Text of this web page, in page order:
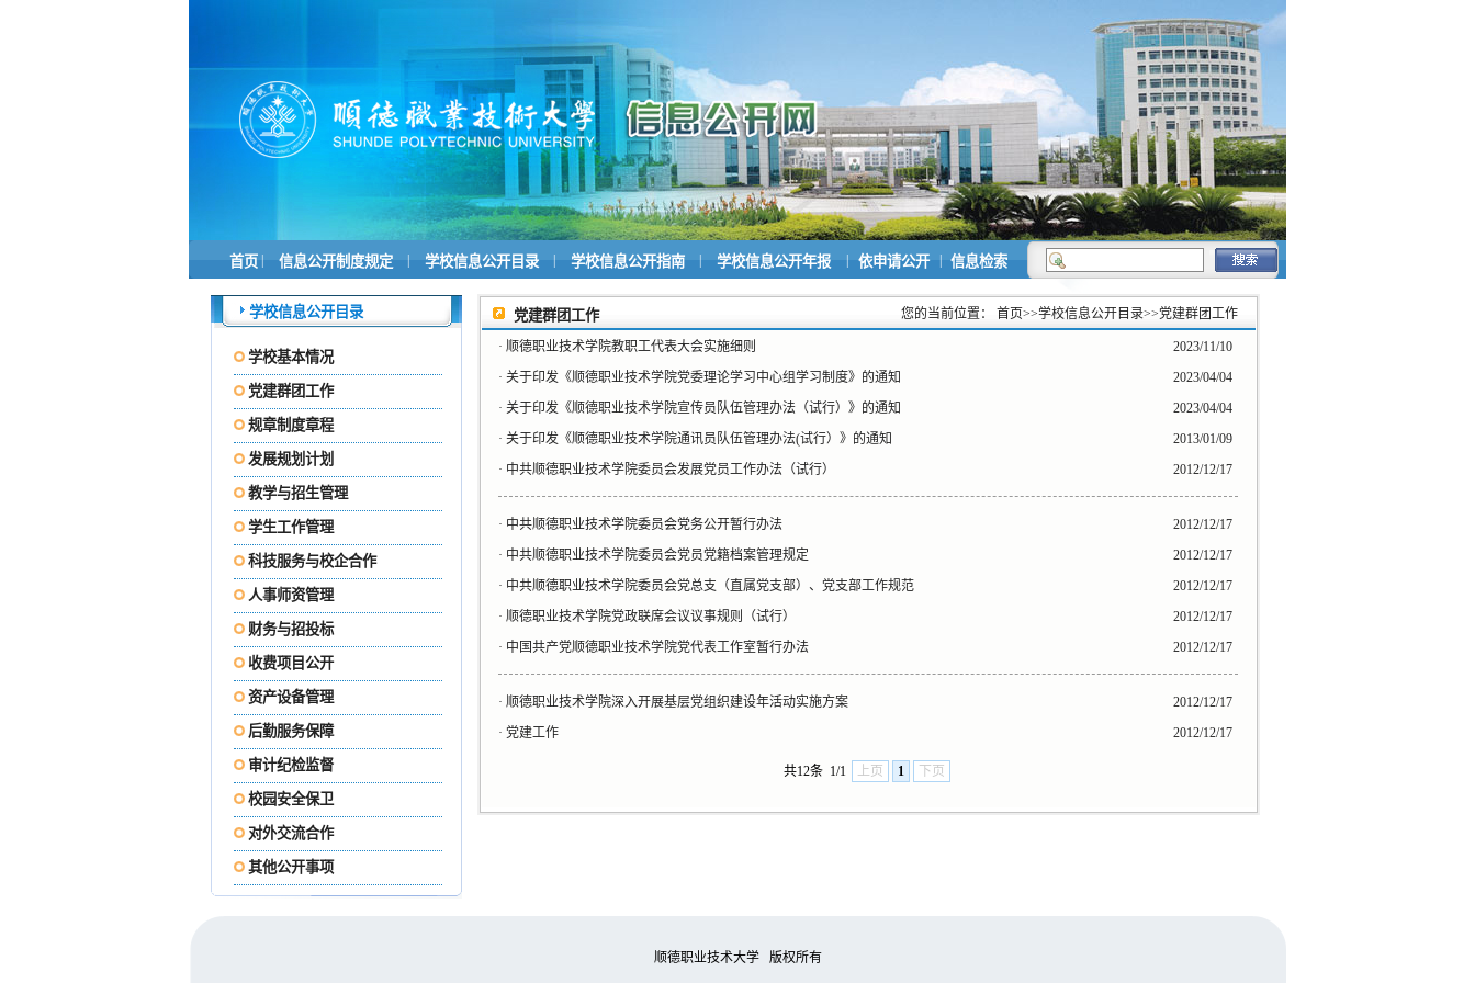
首页 信息公开制度规定 学校信息公开目录 学校信息公开指南 学校信息公开年报 依申请公开 信息检索
学校信息公开目录
学校基本情况
党建群团工作
规章制度章程
发展规划计划
教学与招生管理
学生工作管理
科技服务与校企合作
人事师资管理
财务与招投标
收费项目公开
资产设备管理
后勤服务保障
审计纪检监督
校园安全保卫
对外交流合作
其他公开事项
党建群团工作 您的当前位置： 首页>>学校信息公开目录>>党建群团工作
· 顺德职业技术学院教职工代表大会实施细则
2023/11/10
· 关于印发《顺德职业技术学院党委理论学习中心组学习制度》的通知
2023/04/04
· 关于印发《顺德职业技术学院宣传员队伍管理办法（试行）》的通知
2023/04/04
· 关于印发《顺德职业技术学院通讯员队伍管理办法(试行）》的通知
2013/01/09
· 中共顺德职业技术学院委员会发展党员工作办法（试行） 2012/12/17
· 中共顺德职业技术学院委员会党务公开暂行办法
2012/12/17
· 中共顺德职业技术学院委员会党员党籍档案管理规定
2012/12/17
· 中共顺德职业技术学院委员会党总支（直属党支部）、党支部工作规范
2012/12/17
· 顺德职业技术学院党政联席会议议事规则（试行）
2012/12/17
· 中国共产党顺德职业技术学院党代表工作室暂行办法 2012/12/17
· 顺德职业技术学院深入开展基层党组织建设年活动实施方案
2012/12/17
· 党建工作 2012/12/17
共12条 1/1 上页 1 下页
顺德职业技术大学 版权所有